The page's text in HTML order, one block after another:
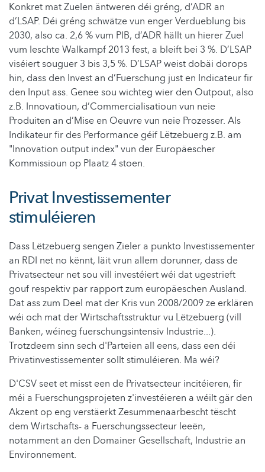
Konkret mat Zuelen äntweren déi gréng, d’ADR an
d’LSAP. Déi gréng schwätze vun enger Verdueblung bis
2030, also ca. 2,6 % vum PIB, d’ADR hällt un hierer Zuel
vum leschte Walkampf 2013 fest, a bleift bei 3 %. D’LSAP
viséiert souguer 3 bis 3,5 %. D’LSAP weist dobäi dorops
hin, dass den Invest an d’Fuerschung just en Indicateur fir
den Input ass. Genee sou wichteg wier den Outpout, also
z.B. Innovatioun, d’Commercialisatioun vun neie
Produiten an d’Mise en Oeuvre vun neie Prozesser. Als
Indikateur fir des Performance géif Lëtzebuerg z.B. am
"Innovation output index" vun der Europäescher
Kommissioun op Plaatz 4 stoen.
Privat Investissementer
stimuléieren
Dass Lëtzebuerg sengen Zieler a punkto Investissementer
an RDI net no kënnt, läit vrun allem dorunner, dass de
Privatsecteur net sou vill investéiert wéi dat ugestrieft
gouf respektiv par rapport zum europäeschen Ausland.
Dat ass zum Deel mat der Kris vun 2008/2009 ze erklären
wéi och mat der Wirtschaftsstruktur vu Lëtzebuerg (vill
Banken, wéineg fuerschungsintensiv Industrie...).
Trotzdeem sinn sech d'Parteien all eens, dass een déi
Privatinvestissementer sollt stimuléieren. Ma wéi?
D'CSV seet et misst een de Privatsecteur incitéieren, fir
méi a Fuerschungsprojeten z'investéieren a wéilt gär den
Akzent op eng verstäerkt Zesummenaarbescht tëscht
dem Wirtschafts- a Fuerschungssecteur leeën,
notamment an den Domainer Gesellschaft, Industrie an
Environnement.